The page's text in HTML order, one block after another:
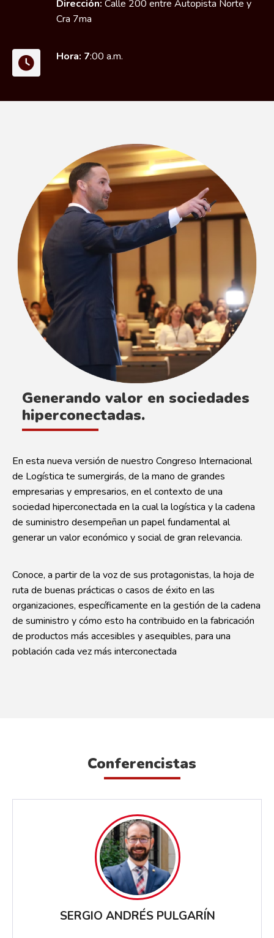
Dirección: Calle 200 entre Autopista Norte y
Cra 7ma
Hora: 7:00 a.m.
Generando valor en sociedades
hiperconectadas.
En esta nueva versión de nuestro Congreso Internacional
de Logística te sumergirás, de la mano de grandes
empresarias y empresarios, en el contexto de una
sociedad hiperconectada en la cual la logística y la cadena
de suministro desempeñan un papel fundamental al
generar un valor económico y social de gran relevancia.
Conoce, a partir de la voz de sus protagonistas, la hoja de
ruta de buenas prácticas o casos de éxito en las
organizaciones, específicamente en la gestión de la cadena
de suministro y cómo esto ha contribuido en la fabricación
de productos más accesibles y asequibles, para una
población cada vez más interconectada
Conferencistas
SERGIO ANDRÉS PULGARÍN